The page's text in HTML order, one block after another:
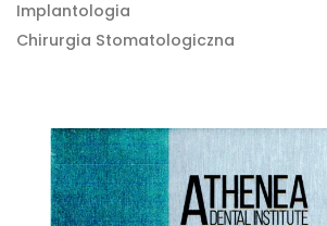
Implantologia
Chirurgia Stomatologiczna